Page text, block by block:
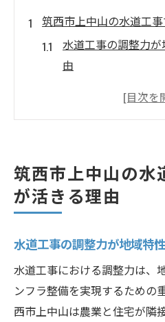
筑西市上中山の水道工
水道工事の調整力
由
筑西市指定工事店
水道工事の課題と
地域の安心を支える
水道課と連携した調
ト
水道工事の調整力が快適
快適な暮らしを実
筑西市上中山の水
が活きる理由
水道工事の調整力が地域特
水道工事における調整力は、
ンフラ整備を実現するための
西市上中山は農業と住宅が隣